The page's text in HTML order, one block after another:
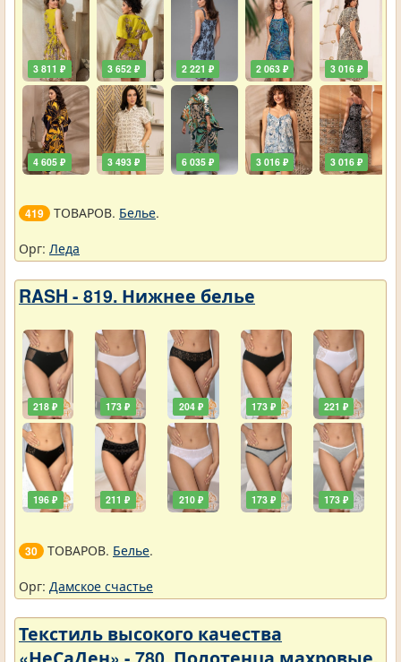
3 811 ₽
4 605 ₽
3 652 ₽
3 493 ₽
2 221 ₽
6 035 ₽
2 063 ₽
3 016 ₽
3 016 ₽
3 016 ₽
419 ТОВАРОВ. Белье.
Орг: Леда
RASH - 819. Нижнее белье
218 ₽
196 ₽
173 ₽
211 ₽
204 ₽
210 ₽
173 ₽
173 ₽
221 ₽
173 ₽
30 ТОВАРОВ. Белье.
Орг: Дамское счастье
Текстиль высокого качества